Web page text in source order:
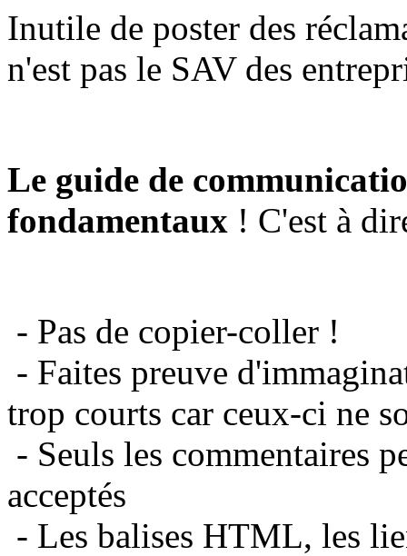
Inutile de poster des
n'est pas le SAV des
Le guide de
fondamentaux ! C'est à
- Pas de copier-coller !
- Faites preuve
trop courts car ceux-ci ne
- Seuls les commentaires
acceptés
- Les balises HTML, les